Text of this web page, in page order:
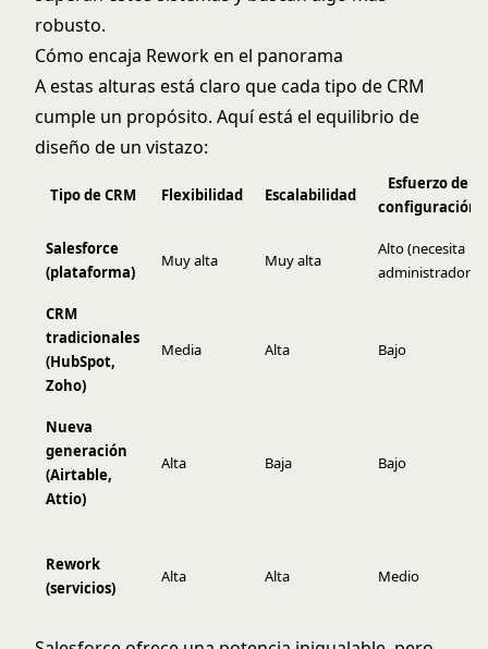
robusto.
Cómo encaja Rework en el panorama
A estas alturas está claro que cada tipo de CRM
cumple un propósito. Aquí está el equilibrio de
diseño de un vistazo:
Tipo de CRM Flexibilidad Escalabilidad
Esfuerzo de
configuración
Salesforce
(plataforma)
Muy alta Muy alta
Alto (necesita
administrador)
CRM
tradicionales
(HubSpot,
Zoho)
Media Alta Bajo
Nueva
generación
(Airtable,
Attio)
Alta Baja Bajo
Rework
(servicios)
Alta Alta Medio